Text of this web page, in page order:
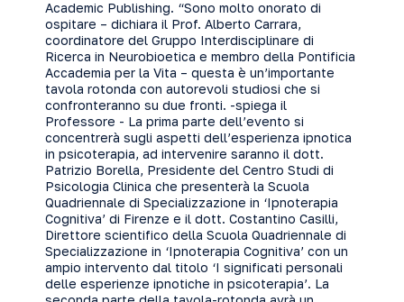
Academic Publishing. “Sono molto onorato di
ospitare – dichiara il Prof. Alberto Carrara,
coordinatore del Gruppo Interdisciplinare di
Ricerca in Neurobioetica e membro della Pontificia
Accademia per la Vita – questa è un’importante
tavola rotonda con autorevoli studiosi che si
confronteranno su due fronti. -spiega il
Professore - La prima parte dell’evento si
concentrerà sugli aspetti dell’esperienza ipnotica
in psicoterapia, ad intervenire saranno il dott.
Patrizio Borella, Presidente del Centro Studi di
Psicologia Clinica che presenterà la Scuola
Quadriennale di Specializzazione in ‘Ipnoterapia
Cognitiva’ di Firenze e il dott. Costantino Casilli,
Direttore scientifico della Scuola Quadriennale di
Specializzazione in ‘Ipnoterapia Cognitiva’ con un
ampio intervento dal titolo ‘I significati personali
delle esperienze ipnotiche in psicoterapia’. La